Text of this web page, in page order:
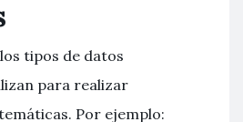
tipos de datos
para realizar
Por ejemplo: